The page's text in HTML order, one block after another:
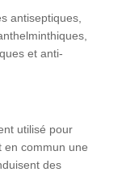
antiseptiques,
et anti-
utilisé pour
en commun une
des